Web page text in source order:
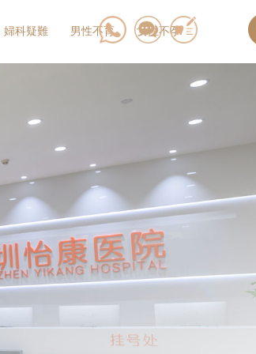
婦科疑難 男性不育 女性不孕